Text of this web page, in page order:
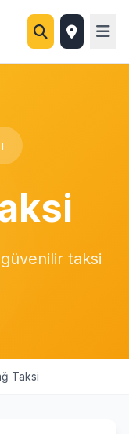
taksi
Taksi